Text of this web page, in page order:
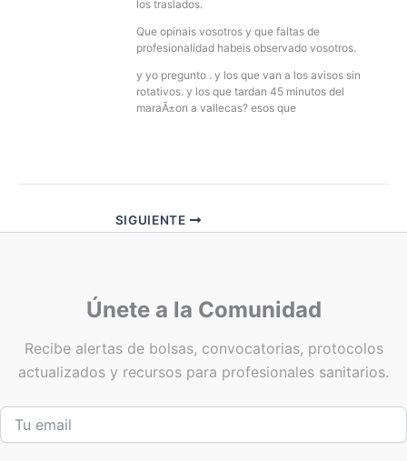
los traslados.
Que opinais vosotros y que faltas de
profesionalidad habeis observado vosotros.
y yo pregunto . y los que van a los avisos sin
rotativos. y los que tardan 45 minutos del
maraÃ±on a vallecas? esos que
SIGUIENTE
Únete a la Comunidad
Recibe alertas de bolsas, convocatorias, protocolos
actualizados y recursos para profesionales sanitarios.